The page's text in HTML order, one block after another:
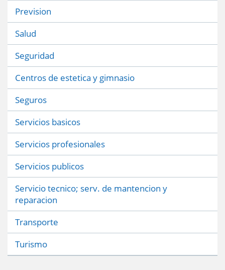
Prevision
Salud
Seguridad
Centros de estetica y gimnasio
Seguros
Servicios basicos
Servicios profesionales
Servicios publicos
Servicio tecnico; serv. de mantencion y
reparacion
Transporte
Turismo